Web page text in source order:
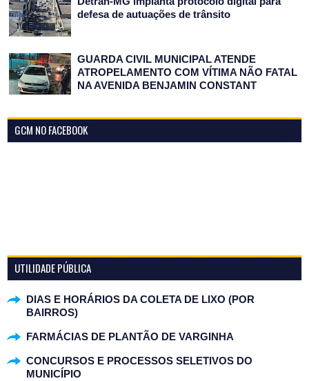
defesa de autuações de trânsito
GUARDA CIVIL MUNICIPAL ATENDE
ATROPELAMENTO COM VÍTIMA NÃO FATAL
NA AVENIDA BENJAMIN CONSTANT
GCM NO FACEBOOK
UTILIDADE PÚBLICA
DIAS E HORÁRIOS DA COLETA DE LIXO (POR
BAIRROS)
FARMÁCIAS DE PLANTÃO DE VARGINHA
CONCURSOS E PROCESSOS SELETIVOS DO
MUNICÍPIO